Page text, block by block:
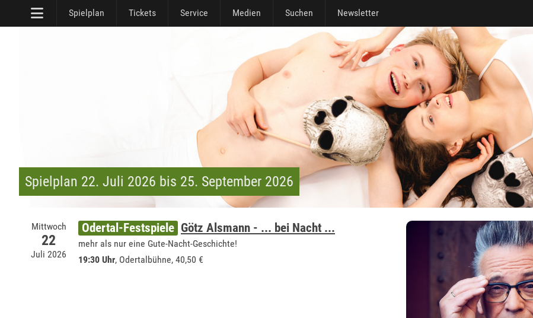
Spielplan Tickets Service Medien Suchen Newsletter
Spielplan 22. Juli 2026 bis 25. September 2026
Mittwoch
22
Juli 2026
Odertal-Festspiele Götz Alsmann - ... bei Nacht ...
mehr als nur eine Gute-Nacht-Geschichte!
19:30 Uhr, Odertalbühne, 40,50 €